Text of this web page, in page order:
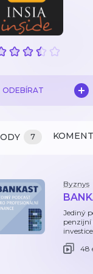
ODEBÍRAT
7
Byznys
Jediný
penzijní
48